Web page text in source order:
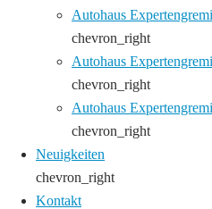
Autohaus
chevron_right
Autohaus
chevron_right
Autohaus
chevron_right
Neuigkeiten
chevron_right
Kontakt